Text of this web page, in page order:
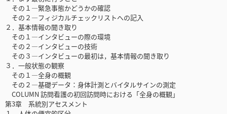
その１—緊急事態かどうかの確認
その２—フィジカルチェックリストへの記入
２．基本情報の聞き取り
その１—インタビューの際の環境
その２—インタビューの技術
その３—インタビューの最初は，基本情報の聞き取り
３．一般状態の観察
その１—全身の概観
その２—基礎データ：身体計測とバイタルサインの測定
COLUMN 訪問看護の初回訪問時における「全身の概観」
第3章 系統別アセスメント